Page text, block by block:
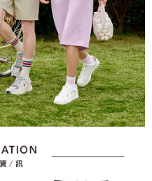
「AFTEE先享後付」服務完成之交
料，並將交易相關給付款項請求債
網址：
人或監護人之同意方可使用
引起之損失，本公司不負相關責
個別帳號之用戶狀況，依本公司即
訊註冊。若發現惡意使用之情形，